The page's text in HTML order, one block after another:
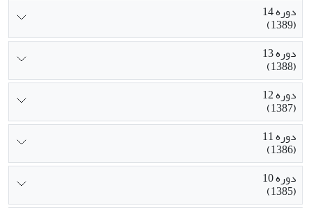
دوره 14
(1389)
دوره 13
(1388)
دوره 12
(1387)
دوره 11
(1386)
دوره 10
(1385)